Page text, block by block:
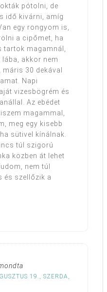
pótolni, de
idő kivárni, amíg
egy rongyom is,
a cipőmet, ha
tartok magamnál,
akkor nem
30 dekával
Napi
vizesbögrém és
Az ebédet
magammal,
meg egy kisebb
sütivel kínálnak.
túl szigorú
közben át lehet
nem túl
és szellőzik a
19., SZERDA,